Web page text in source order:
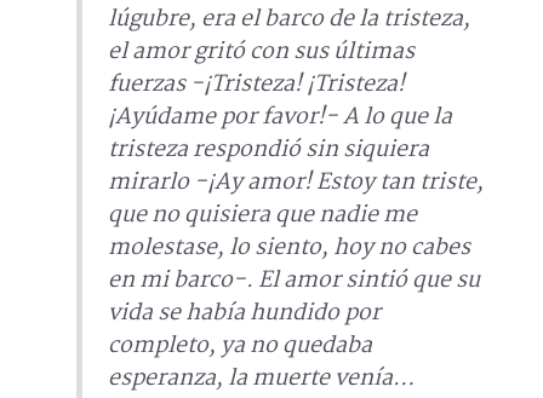
lúgubre, era el barco de la tristeza,
el amor gritó con sus últimas
fuerzas -¡Tristeza! ¡Tristeza!
¡Ayúdame por favor!- A lo que la
tristeza respondió sin siquiera
mirarlo -¡Ay amor! Estoy tan triste,
que no quisiera que nadie me
molestase, lo siento, hoy no cabes
en mi barco-. El amor sintió que su
vida se había hundido por
completo, ya no quedaba
esperanza, la muerte venía…